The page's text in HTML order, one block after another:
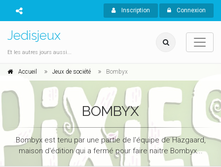
Inscription Connexion
Jedisjeux
Et les autres jours aussi...
Accueil Jeux de société Bombyx
BOMBYX
Bombyx est tenu par une partie de l'équipe de Hazgaard,
maison d'édition qui a fermé pour faire naitre Bombyx...